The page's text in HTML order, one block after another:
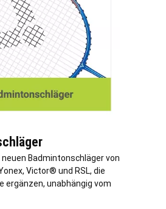
neuen Badmintonschläger von
Victor® und RSL, die
ergänzen, unabhängig vom